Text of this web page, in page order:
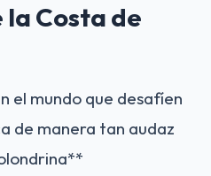
la Costa de
el mundo que desafíen
de manera tan audaz